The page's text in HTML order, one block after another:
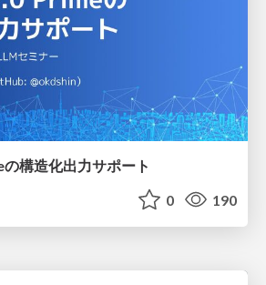
構造化出力サポート
0 190